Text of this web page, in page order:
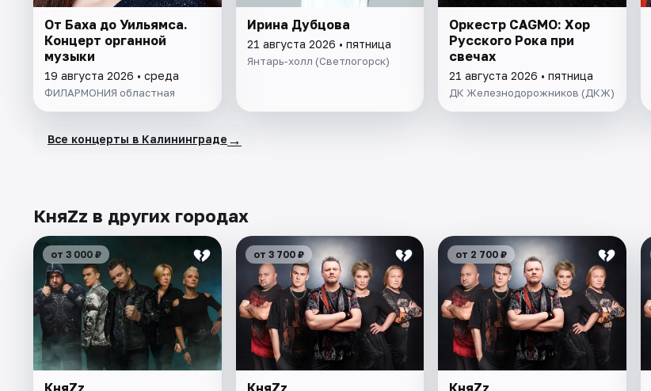
От Баха до Уильямса.
Концерт органной
музыки
19 августа 2026 • среда
ФИЛАРМОНИЯ областная
Ирина Дубцова
21 августа 2026 • пятница
Янтарь-холл (Светлогорск)
Оркестр CAGMO: Хор
Русского Рока при
свечах
21 августа 2026 • пятница
ДК Железнодорожников (ДКЖ)
Все концерты в Калининграде →
КняZz в других городах
от 3 000 ₽
КняZz
от 3 700 ₽
КняZz
от 2 700 ₽
КняZz